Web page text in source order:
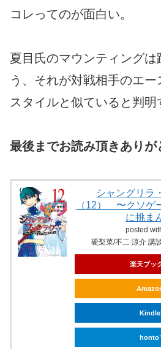
コレってのが面白い。
夏目氏のマウンティングは
う、それが対戦相手のエ
スタイルと似ていると判明
最後までお読み頂きありが
シャングリラ
（12） 〜クソゲ
に挑ま
posted
硬梨菜/不二 涼介 講
楽天ブッ
Kindle
honto